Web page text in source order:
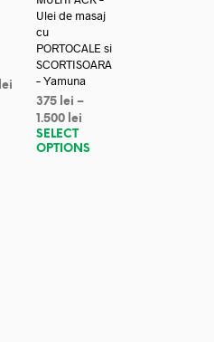
lei
Ulei de masaj
cu
PORTOCALE si
SCORTISOARA
– Yamuna
375 lei –
1.500 lei
SELECT
OPTIONS